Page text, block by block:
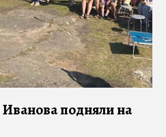
Иванова подняли на